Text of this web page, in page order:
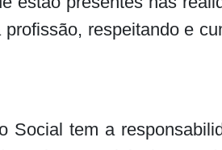
respeitando e
Social tem a